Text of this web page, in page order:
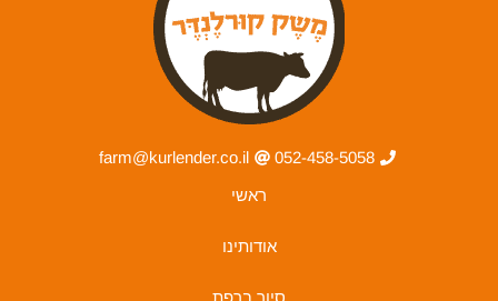
052-458-5058
farm@kurlender.co.il
ראשי
אודותינו